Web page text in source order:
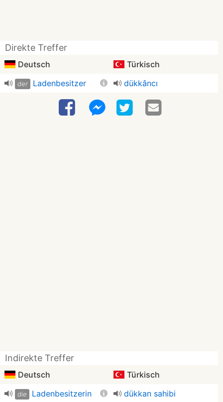
Direkte Treffer
Deutsch Türkisch
der Ladenbesitzer dükkâncı
Indirekte Treffer
Deutsch Türkisch
die Ladenbesitzerin dükkan sahibi